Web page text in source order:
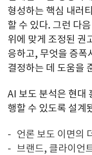
형성하는 핵심 내러
할 수 있다. 그런 다
위에 맞게 조정된 권
응하고, 무엇을 증폭
결정하는 데 도움을
AI 보도 분석은 현대
행할 수 있도록 설계
언론 보도 이면의
브랜드, 클라이언